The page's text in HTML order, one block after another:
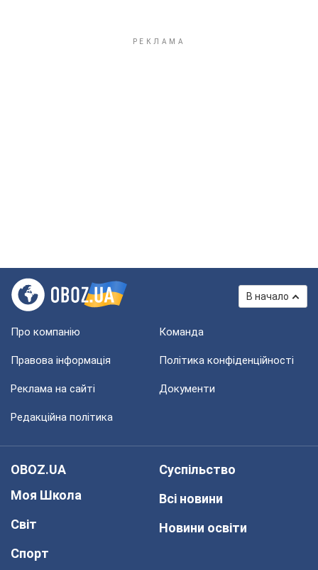
В начало
Про компанію Команда
Правова інформація Політика конфіденційності
Реклама на сайті Документи
Редакційна політика
OBOZ.UA
Моя Школа
Світ
Спорт
Суспільство
Всі новини
Новини освіти